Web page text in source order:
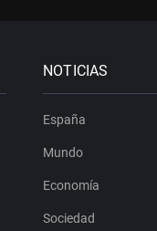
NOTICIAS
España
Mundo
Economía
Sociedad